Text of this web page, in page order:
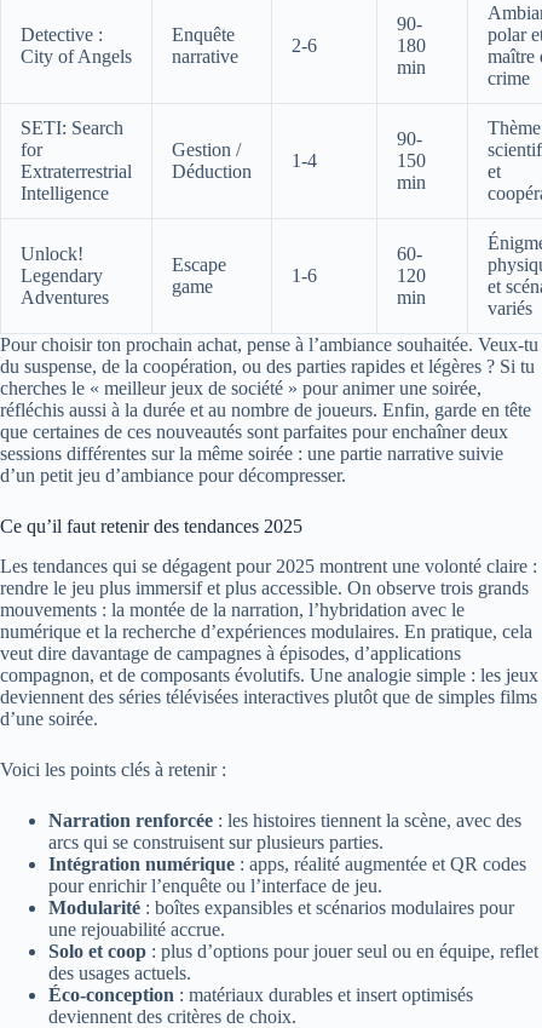
Detective :
City of Angels
Enquête
narrative
2-6
90-
180
min
polar
maître
crime
SETI: Search
for
Extraterrestrial
Intelligence
Gestion /
Déduction
1-4
90-
150
min
Thème
et
Unlock!
Legendary
Adventures
Escape
game
1-6
60-
120
min
et
variés
Pour choisir ton prochain achat, pense à l’ambiance souhaitée. Veux-tu
du suspense, de la coopération, ou des parties rapides et légères ? Si tu
cherches le « meilleur jeux de société » pour animer une soirée,
réfléchis aussi à la durée et au nombre de joueurs. Enfin, garde en tête
que certaines de ces nouveautés sont parfaites pour enchaîner deux
sessions différentes sur la même soirée : une partie narrative suivie
d’un petit jeu d’ambiance pour décompresser.
Ce qu’il faut retenir des tendances 2025
Les tendances qui se dégagent pour 2025 montrent une volonté claire :
rendre le jeu plus immersif et plus accessible. On observe trois grands
mouvements : la montée de la narration, l’hybridation avec le
numérique et la recherche d’expériences modulaires. En pratique, cela
veut dire davantage de campagnes à épisodes, d’applications
compagnon, et de composants évolutifs. Une analogie simple : les jeux
deviennent des séries télévisées interactives plutôt que de simples films
d’une soirée.
Voici les points clés à retenir :
Narration renforcée : les histoires tiennent la scène, avec des
arcs qui se construisent sur plusieurs parties.
Intégration numérique : apps, réalité augmentée et QR codes
pour enrichir l’enquête ou l’interface de jeu.
Modularité : boîtes expansibles et scénarios modulaires pour
une rejouabilité accrue.
Solo et coop : plus d’options pour jouer seul ou en équipe, reflet
des usages actuels.
Éco-conception : matériaux durables et insert optimisés
deviennent des critères de choix.